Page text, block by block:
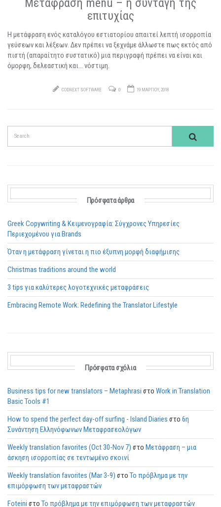
επιτυχίας
Η μετάφραση ενός καταλόγου εστιατορίου απαιτεί λεπτή ισορροπία
γεύσεων και λέξεων. Δεν πρέπει να ξεχνάμε άλλωστε πως εκτός από
πιστή (απαραίτητο συστατικό) μια περιγραφή πρέπει να είναι και
όμορφη, δελεαστική και… νόστιμη.
CODNEXT SOFTWARE 0 19 ΜΑΡΤΊΟΥ, 2018
Πρόσφατα άρθρα
Greek Copywriting & Κειμενογραφία: Σύγχρονες Υπηρεσίες
Περιεχομένου για Brands
Όταν η μετάφραση γίνεται η πιο έξυπνη μορφή διαφήμισης
Christmas traditions around the world
3 tips για καλύτερες λογοτεχνικές μεταφράσεις
Embracing Remote Work: Redefining the Translator Lifestyle
Πρόσφατα σχόλια
Business tips for new translators – Metaphrasi στο Work in Translation
Basic Tools #1
How to spend the perfect day-off surfing - Island Diaries στο 6η
Συνάντηση Ελληνόφωνων Μεταφρασεολόγων
Weekly translation favorites (Oct 30-Nov 7) στο Μετάφραση – μια
άσκηση ισορροπίας σε τεντωμένο σκοινί
Weekly translation favorites (Mar 3-9) στο Το πρόβλημα με την
επιμόρφωση των μεταφραστών
Foteini στο Το πρόβλημα με την επιμόρφωση των μεταφραστών